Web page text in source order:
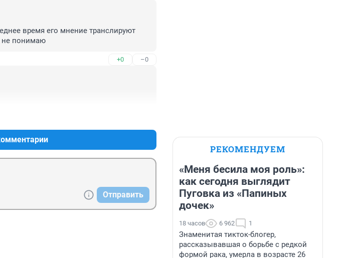
время его мнение транслируют
не понимаю
+0 –0
Отправить
РЕКОМЕНДУЕМ
«Меня бесила моя роль»:
как сегодня выглядит
Пуговка из «Папиных
дочек»
18 часов 6 962 1
Знаменитая тикток-блогер,
рассказывавшая о борьбе с редкой
формой рака, умерла в возрасте 26